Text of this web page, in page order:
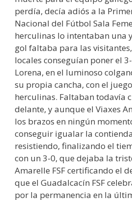
perdía, decía adiós a la
Nacional del Fútbol Sala
herculinas lo intentaban una
gol faltaba para las
locales conseguían poner el
Lorena, en el luminoso
su propia cancha, con el
herculinas. Faltaban todavía
delante, y aunque el Viaxes
los brazos en ningún
conseguir igualar la
resistiendo, finalizando el
con un 3-0, que dejaba la
Amarelle FSF certificando el
que el Guadalcacín FSF
por la permanencia en la